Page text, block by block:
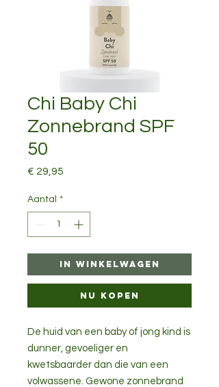
Chi Baby Chi
Zonnebrand SPF
50
€ 29,95
Aantal *
In winkelwagen
Nu kopen
De huid van een baby of jong kind is
dunner, gevoeliger en
kwetsbaarder dan die van een
volwassene. Gewone zonnebrand